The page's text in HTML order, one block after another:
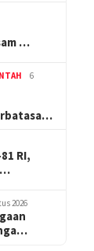
…
6
RI,
2026